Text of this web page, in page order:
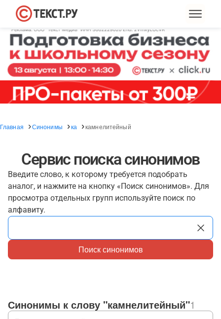
Главная Синонимы ка камнелитейный
Сервис поиска синонимов
Введите слово, к которому требуется подобрать
аналог, и нажмите на кнопку «Поиск синонимов». Для
просмотра отдельных групп используйте поиск по
алфавиту.
Поиск синонимов
Синонимы к слову "камнелитейный"1